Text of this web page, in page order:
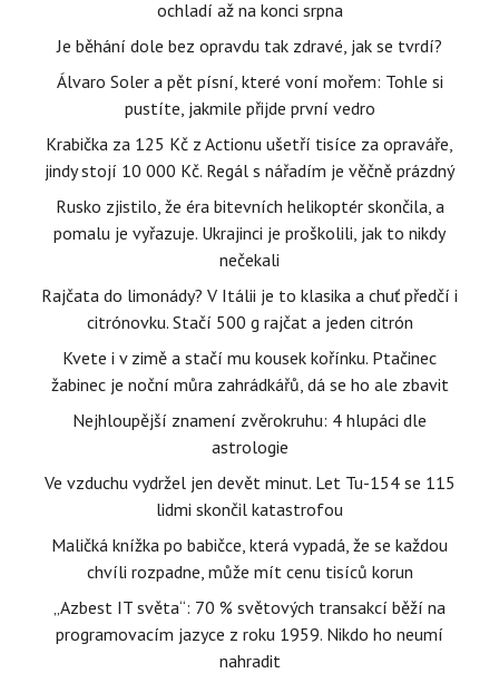
ochladí až na konci srpna
Je běhání dole bez opravdu tak zdravé, jak se tvrdí?
Álvaro Soler a pět písní, které voní mořem: Tohle si
pustíte, jakmile přijde první vedro
Krabička za 125 Kč z Actionu ušetří tisíce za opraváře,
jindy stojí 10 000 Kč. Regál s nářadím je věčně prázdný
Rusko zjistilo, že éra bitevních helikoptér skončila, a
pomalu je vyřazuje. Ukrajinci je proškolili, jak to nikdy
nečekali
Rajčata do limonády? V Itálii je to klasika a chuť předčí i
citrónovku. Stačí 500 g rajčat a jeden citrón
Kvete i v zimě a stačí mu kousek kořínku. Ptačinec
žabinec je noční můra zahrádkářů, dá se ho ale zbavit
Nejhloupější znamení zvěrokruhu: 4 hlupáci dle
astrologie
Ve vzduchu vydržel jen devět minut. Let Tu-154 se 115
lidmi skončil katastrofou
Maličká knížka po babičce, která vypadá, že se každou
chvíli rozpadne, může mít cenu tisíců korun
„Azbest IT světa“: 70 % světových transakcí běží na
programovacím jazyce z roku 1959. Nikdo ho neumí
nahradit